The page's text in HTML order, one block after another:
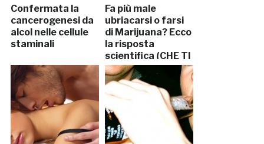
Confermata la
cancerogenesi da
alcol nelle cellule
staminali
Fa più male
ubriacarsi o farsi
di Marijuana? Ecco
la risposta
scientifica (CHE TI
SORPRENDERÀ)